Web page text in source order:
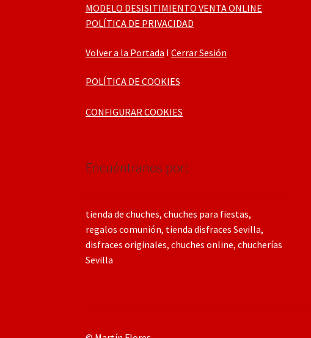
MODELO DESISITIMIENTO VENTA ONLINE
POLÍTICA DE PRIVACIDAD
Volver a la Portada ICerrar Sesión
POLÍTICA DE COOKIES
CONFIGURAR COOKIES
Encuéntranos por:
tienda de chuches, chuches para fiestas,
regalos comunión, tienda disfraces Sevilla,
disfraces originales, chuches online, chucherías
Sevilla